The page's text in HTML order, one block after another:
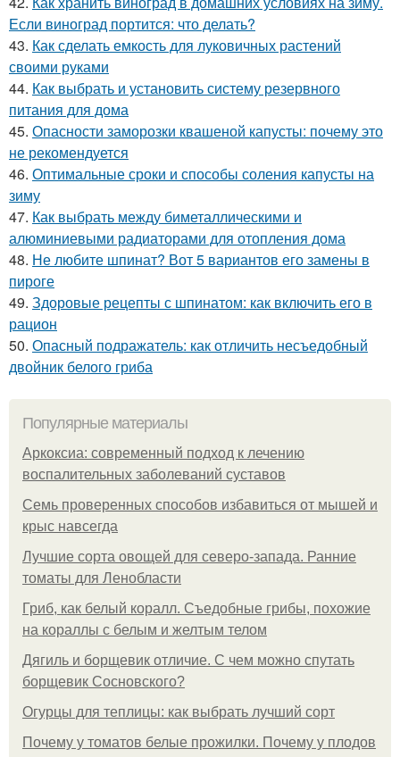
Если виноград портится: что делать?
43. Как сделать емкость для луковичных растений
своими руками
44. Как выбрать и установить систему резервного
питания для дома
45. Опасности заморозки квашеной капусты: почему это
не рекомендуется
46. Оптимальные сроки и способы соления капусты на
зиму
47. Как выбрать между биметаллическими и
алюминиевыми радиаторами для отопления дома
48. Не любите шпинат? Вот 5 вариантов его замены в
пироге
49. Здоровые рецепты с шпинатом: как включить его в
рацион
50. Опасный подражатель: как отличить несъедобный
двойник белого гриба
Популярные материалы
Аркоксиа: современный подход к лечению
воспалительных заболеваний суставов
Семь проверенных способов избавиться от мышей и
крыс навсегда
Лучшие сорта овощей для северо-запада. Ранние
томаты для Ленобласти
Гриб, как белый коралл. Съедобные грибы, похожие
на кораллы с белым и желтым телом
Дягиль и борщевик отличие. С чем можно спутать
борщевик Сосновского?
Огурцы для теплицы: как выбрать лучший сорт
Почему у томатов белые прожилки. Почему у плодов